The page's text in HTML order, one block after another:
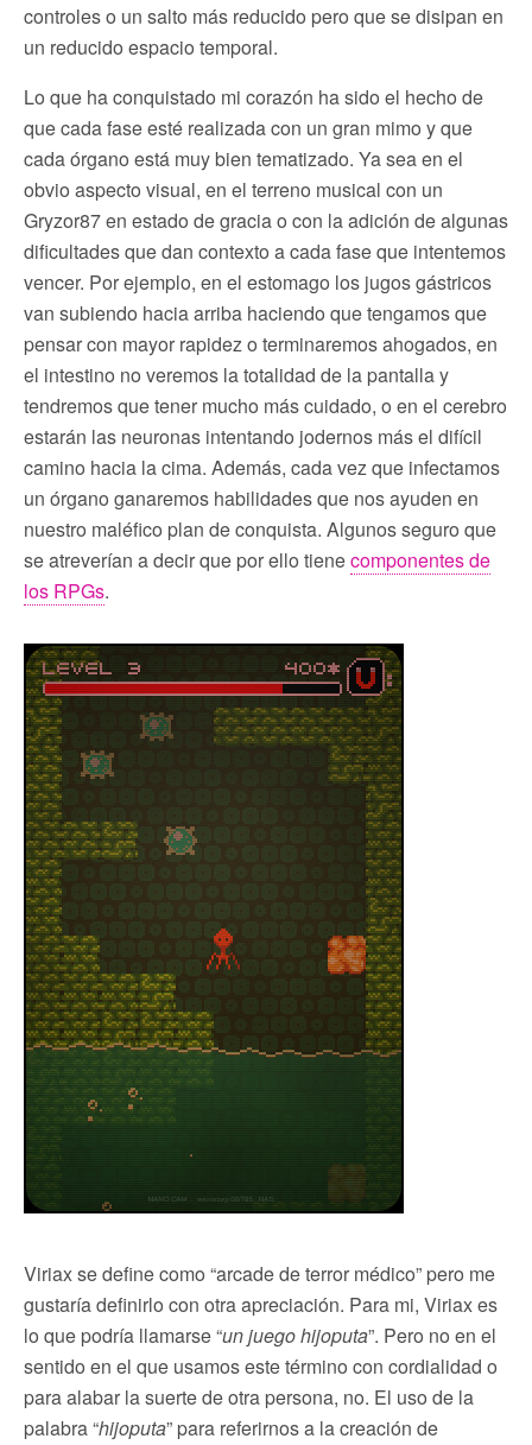
controles o un salto más reducido pero que se disipan en
un reducido espacio temporal.
Lo que ha conquistado mi corazón ha sido el hecho de
que cada fase esté realizada con un gran mimo y que
cada órgano está muy bien tematizado. Ya sea en el
obvio aspecto visual, en el terreno musical con un
Gryzor87 en estado de gracia o con la adición de algunas
dificultades que dan contexto a cada fase que intentemos
vencer. Por ejemplo, en el estomago los jugos gástricos
van subiendo hacia arriba haciendo que tengamos que
pensar con mayor rapidez o terminaremos ahogados, en
el intestino no veremos la totalidad de la pantalla y
tendremos que tener mucho más cuidado, o en el cerebro
estarán las neuronas intentando jodernos más el difícil
camino hacia la cima. Además, cada vez que infectamos
un órgano ganaremos habilidades que nos ayuden en
nuestro maléfico plan de conquista. Algunos seguro que
se atreverían a decir que por ello tienecomponentes de
los RPGs.
Viriax se define como “arcade de terror médico” pero me
gustaría definirlo con otra apreciación. Para mi, Viriax es
lo que podría llamarse “un juego hijoputa”. Pero no en el
sentido en el que usamos este término con cordialidad o
para alabar la suerte de otra persona, no. El uso de la
palabra “hijoputa” para referirnos a la creación de